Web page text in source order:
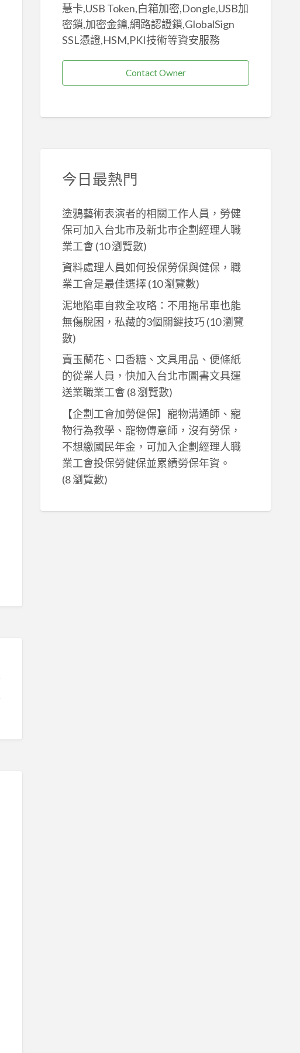
慧卡,USB Token,白箱加密,Dongle,USB加
密鎖,加密金鑰,網路認證鎖,GlobalSign
SSL憑證,HSM,PKI技術等資安服務
Contact Owner
今日最熱門
塗鴉藝術表演者的相關工作人員，勞健
保可加入台北市及新北巿企劃經理人職
業工會 (10 瀏覽數)
資料處理人員如何投保勞保與健保，職
業工會是最佳選擇(10 瀏覽數)
泥地陷車自救全攻略：不用拖吊車也能
無傷脫困，私藏的3個關鍵技巧(10 瀏覽
數)
賣玉蘭花、口香糖、文具用品、便條紙
的從業人員，快加入台北市圖書文具運
送業職業工會 (8 瀏覽數)
【企劃工會加勞健保】寵物溝通師、寵
物行為教學、寵物傳意師，沒有勞保，
不想繳國民年金，可加入企劃經理人職
業工會投保勞健保並累績勞保年資。
(8 瀏覽數)